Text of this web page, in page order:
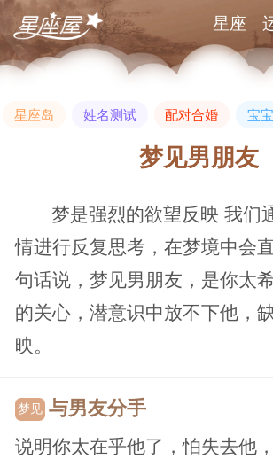
星座
星座岛 姓名测试 配对合婚 宝
梦见男朋友
梦是强烈的欲望反映 我们
情进行反复思考，在梦境中会
句话说，梦见男朋友，是你太
的关心，潜意识中放不下他，
映。
梦见 与男友分手
说明你太在乎他了，怕失去他